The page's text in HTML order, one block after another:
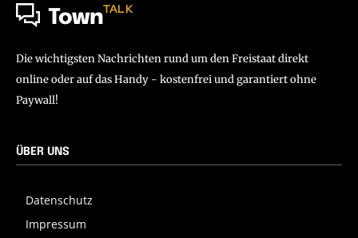
TownTALK
Die wichtigsten Nachrichten rund um den Freistaat direkt
online oder auf das Handy - kostenfrei und garantiert ohne
Paywall!
ÜBER UNS
Datenschutz
Impressum